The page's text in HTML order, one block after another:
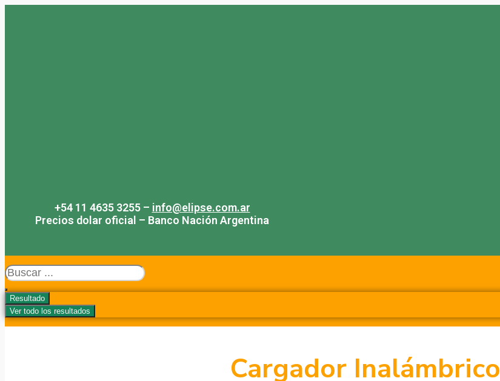
+54 11 4635 3255 – info@elipse.com.ar
Precios dolar oficial – Banco Nación Argentina
Search
...
Resultado
Ver todo los resultados
Cargador Inalámbrico